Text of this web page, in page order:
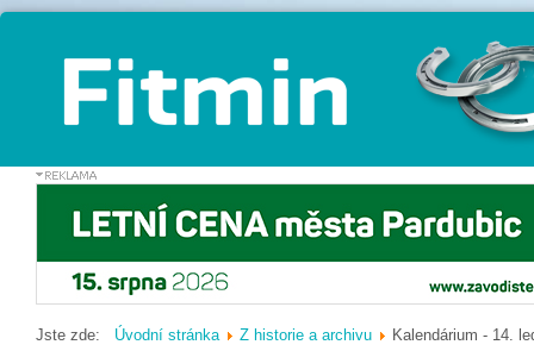
Jste zde: Úvodní stránka Z historie a archivu Kalendárium - 14.